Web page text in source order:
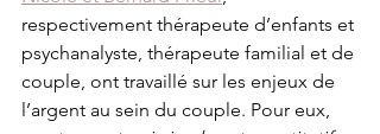
respectivement thérapeute d’enfants et
psychanalyste, thérapeute familial et de
couple, ont travaillé sur les enjeux de
l’argent au sein du couple. Pour eux,